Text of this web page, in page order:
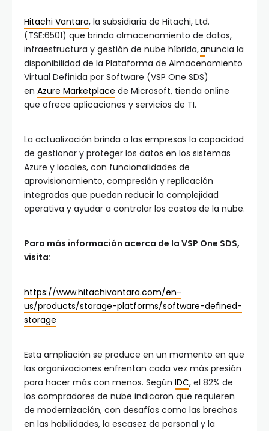
Hitachi Vantara, la subsidiaria de Hitachi, Ltd.
(TSE:6501) que brinda almacenamiento de datos,
infraestructura y gestión de nube híbrida,anuncia la
disponibilidad de la Plataforma de Almacenamiento
Virtual Definida por Software (VSP One SDS)
en Azure Marketplace de Microsoft, tienda online
que ofrece aplicaciones y servicios de TI.
La actualización brinda a las empresas la capacidad
de gestionar y proteger los datos en los sistemas
Azure y locales, con funcionalidades de
aprovisionamiento, compresión y replicación
integradas que pueden reducir la complejidad
operativa y ayudar a controlar los costos de la nube.
Para más información acerca de la VSP One SDS,
visita:
https://www.hitachivantara.com/en-
us/products/storage-platforms/software-defined-
storage
Esta ampliación se produce en un momento en que
las organizaciones enfrentan cada vez más presión
para hacer más con menos. Según IDC, el 82% de
los compradores de nube indicaron que requieren
de modernización, con desafíos como las brechas
en las habilidades, la escasez de personal y la